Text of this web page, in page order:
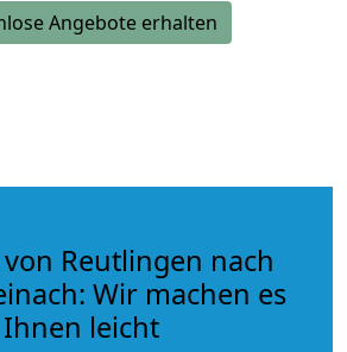
Angebote erhalten
Reutlingen nach
Wir machen es
Ihnen leicht